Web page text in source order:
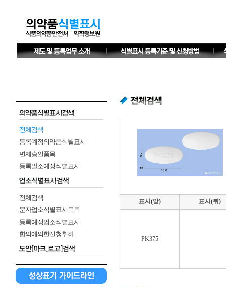
전체검색
등록예정의약품식별표시
면제승인품목
등록말소예정식별표시
전체검색
문자업소식별표시목록
등록예정업소식별표시
합의에의한신청취하
표시(앞) 표시(뒤)
PK375